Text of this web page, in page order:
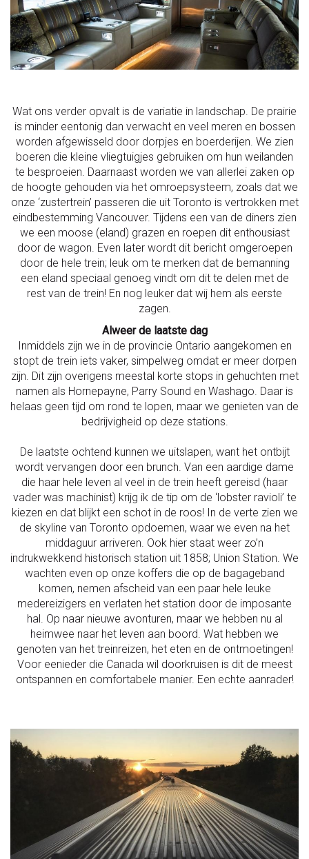
Wat ons verder opvalt is de variatie in landschap. De prairie
is minder eentonig dan verwacht en veel meren en bossen
worden afgewisseld door dorpjes en boerderijen. We zien
boeren die kleine vliegtuigjes gebruiken om hun weilanden
te besproeien. Daarnaast worden we van allerlei zaken op
de hoogte gehouden via het omroepsysteem, zoals dat we
onze ‘zustertrein’ passeren die uit Toronto is vertrokken met
eindbestemming Vancouver. Tijdens een van de diners zien
we een moose (eland) grazen en roepen dit enthousiast
door de wagon. Even later wordt dit bericht omgeroepen
door de hele trein; leuk om te merken dat de bemanning
een eland speciaal genoeg vindt om dit te delen met de
rest van de trein! En nog leuker dat wij hem als eerste
zagen.
Alweer de laatste dag
Inmiddels zijn we in de provincie Ontario aangekomen en
stopt de trein iets vaker, simpelweg omdat er meer dorpen
zijn. Dit zijn overigens meestal korte stops in gehuchten met
namen als Hornepayne, Parry Sound en Washago. Daar is
helaas geen tijd om rond te lopen, maar we genieten van de
bedrijvigheid op deze stations.
De laatste ochtend kunnen we uitslapen, want het ontbijt
wordt vervangen door een brunch. Van een aardige dame
die haar hele leven al veel in de trein heeft gereisd (haar
vader was machinist) krijg ik de tip om de ‘lobster ravioli’ te
kiezen en dat blijkt een schot in de roos! In de verte zien we
de skyline van Toronto opdoemen, waar we even na het
middaguur arriveren. Ook hier staat weer zo’n
indrukwekkend historisch station uit 1858; Union Station. We
wachten even op onze koffers die op de bagageband
komen, nemen afscheid van een paar hele leuke
medereizigers en verlaten het station door de imposante
hal. Op naar nieuwe avonturen, maar we hebben nu al
heimwee naar het leven aan boord. Wat hebben we
genoten van het treinreizen, het eten en de ontmoetingen!
Voor eenieder die Canada wil doorkruisen is dit de meest
ontspannen en comfortabele manier. Een echte aanrader!